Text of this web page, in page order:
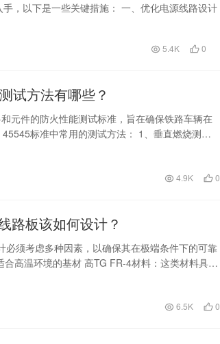
，以下是一些关键措施： 一、优化电源线路设计
5.4K 0
试方法有哪些？
元件的防火性能测试标准，旨在确保铁路车辆在
标准中常用的测试方法： 1、垂直燃烧测试
4.9K 0
路板该如何设计？
须考虑多种因素，以确保其在极端条件下的可靠
高温环境的基材 高TG FR-4材料：这类材料具有
6.5K 0